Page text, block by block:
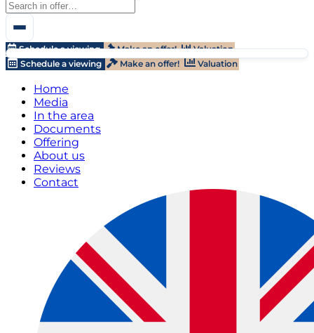
Schedule a viewing Make an offer!
Valuation
Schedule a viewing
Make an offer! Valuation
Home
Media
In the area
Documents
Offering
About us
Reviews
Contact